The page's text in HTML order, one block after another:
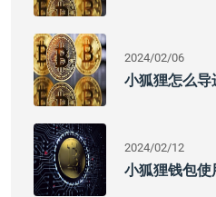
2024/02/06
小狐狸怎么导
2024/02/12
小狐狸钱包使